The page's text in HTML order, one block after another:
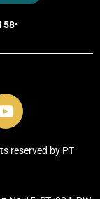
58•
Y
o
treserved by PT